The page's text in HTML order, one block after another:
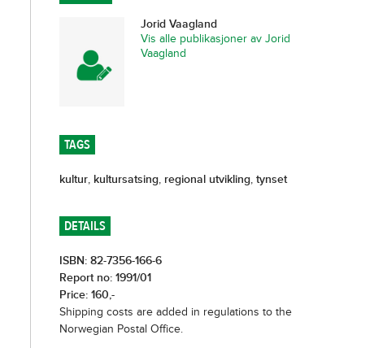
Jorid Vaagland
Vis alle publikasjoner av Jorid
Vaagland
TAGS
kultur, kultursatsing, regional utvikling, tynset
DETAILS
ISBN: 82-7356-166-6
Report no: 1991/01
Price: 160,-
Shipping costs are added in regulations to the
Norwegian Postal Office.